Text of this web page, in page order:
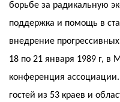
борьбе за радикальную
поддержка и помощь в
внедрение
18 по 21 января 1989 г, в
конференция
гостей из 53 краев и